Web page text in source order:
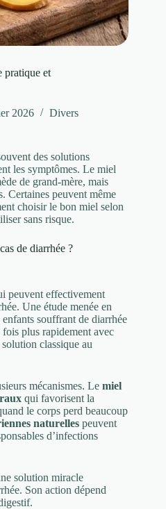
pratique et
2026 Divers
des solutions
les symptômes. Le miel
de grand-mère, mais
Certaines peuvent même
choisir le bon miel selon
sans risque.
de diarrhée ?
peuvent effectivement
Une étude menée en
souffrant de diarrhée
plus rapidement avec
classique au
mécanismes. Le miel
qui favorisent la
le corps perd beaucoup
naturelles peuvent
d’infections
solution miracle
Son action dépend